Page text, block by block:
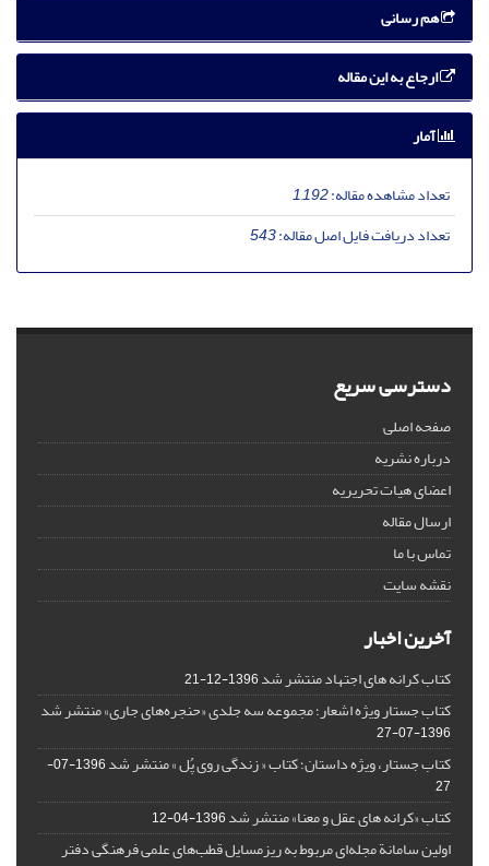
هم رسانی
ارجاع به این مقاله
آمار
تعداد مشاهده مقاله:1,192
تعداد دریافت فایل اصل مقاله:543
دسترسی سریع
صفحه اصلی
درباره نشریه
اعضای هیات تحریریه
ارسال مقاله
تماس با ما
نقشه سایت
آخرین اخبار
کتاب کرانه های اجتهاد منتشر شد1396-12-21
کتاب جستار ویژه اشعار؛ مجموعه سه جلدی «حنجره‌های جاری» منتشر شد
1396-07-27
کتاب جستار، ویژه داستان؛ کتاب « زندگی روی پُل » منتشر شد
1396-07-
27
کتاب «کرانه های عقل و معنا» منتشر شد1396-04-12
اولین سامانة مجله‌ای مربوط به ریزمسایل‌ قطب‌های علمی فرهنگی دفتر